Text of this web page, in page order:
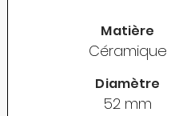
Matière
Céramique
Diamètre
52 mm